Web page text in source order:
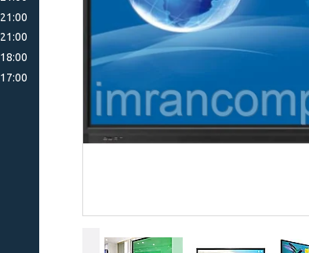
21:00
21:00
18:00
17:00